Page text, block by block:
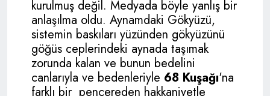
kurulmuş değil. Medyada böyle yanlış bir
anlaşılma oldu. Aynamdaki Gökyüzü,
sistemin baskıları yüzünden gökyüzünü
göğüs ceplerindeki aynada taşımak
zorunda kalan ve bunun bedelini
canlarıyla ve bedenleriyle 68 Kuşağı'na
farklı bir pencereden hakkaniyetle